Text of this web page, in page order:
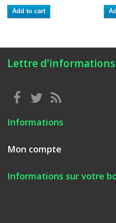
Add to cart
Lettre d'informations
Informations
Mon compte
Informations sur votre